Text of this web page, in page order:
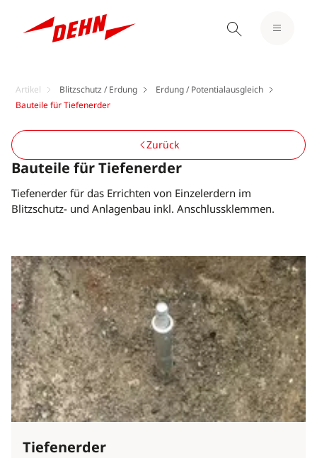
Artikel Blitzschutz / Erdung
Erdung / Potentialausgleich
Bauteile für Tiefenerder
Bauteile für Tiefenerder
Tiefenerder für das Errichten von Einzelerdern im
Blitzschutz- und Anlagenbau inkl. Anschlussklemmen.
Zurück
Tiefenerder